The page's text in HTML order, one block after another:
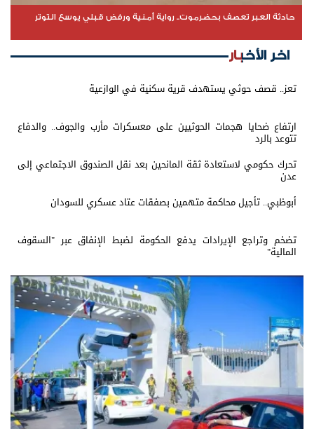
حادثة العبر تعصف بحضرموت.. رواية أمنية ورفض قبلي يوسع التوتر
اخر الأخبار
تعز.. قصف حوثي يستهدف قرية سكنية في الوازعية
ارتفاع ضحايا هجمات الحوثيين على معسكرات مأرب والجوف.. والدفاع
تتوعد بالرد
تحرك حكومي لاستعادة ثقة المانحين بعد نقل الصندوق الاجتماعي إلى
عدن
أبوظبي.. تأجيل محاكمة متهمين بصفقات عتاد عسكري للسودان
تضخم وتراجع الإيرادات يدفع الحكومة لضبط الإنفاق عبر "السقوف
المالية"